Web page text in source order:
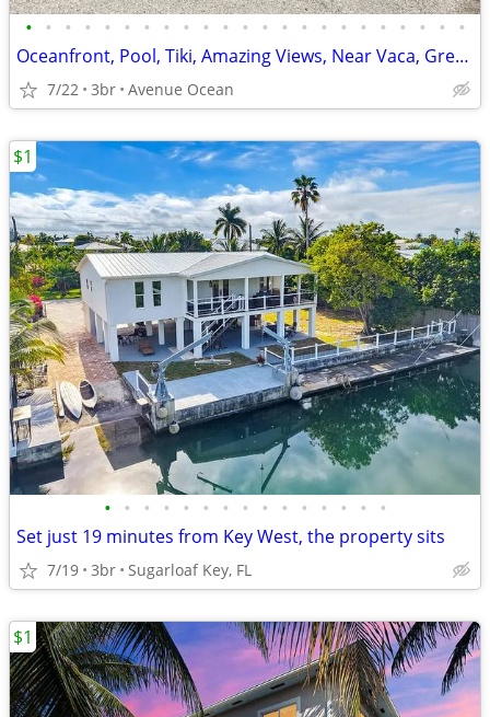
• • • • • • • • • • • • • • • • • • • • • • •
Oceanfront, Pool, Tiki, Amazing Views, Near Vaca, Great Dockage, Kayak
7/22 3br Avenue Ocean
• • • • • • • • • • • • • • •
Set just 19 minutes from Key West, the property sits
7/19 3br Sugarloaf Key, FL
$1
$1